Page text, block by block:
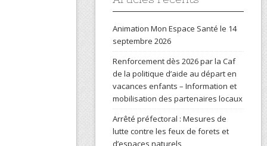
Animation Mon Espace Santé le 14
septembre 2026
Renforcement dès 2026 par la Caf
de la politique d’aide au départ en
vacances enfants – Information et
mobilisation des partenaires locaux
Arrêté préfectoral : Mesures de
lutte contre les feux de forets et
d’espaces naturels